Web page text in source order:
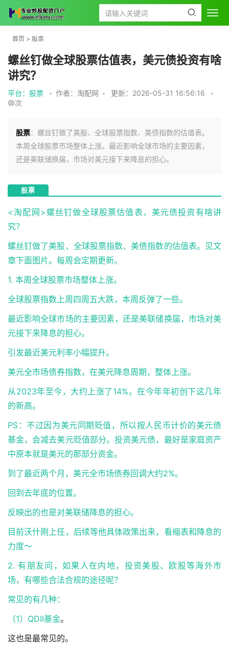
首页 > 股票
螺丝钉做全球股票估值表，美元债投资有啥
讲究？
平台：股票 • 作者：淘配网 • 更新：2026-05-31 16:56:16
•
次
股票：螺丝钉做了美股、全球股票指数、美债指数的估值表。
本周全球股票市场整体上涨。最近影响全球市场的主要因素，
还是美联储换届，市场对美元接下来降息的担心。
股票
<淘配网>螺丝钉做全球股票估值表，美元债投资有啥讲
究？
螺丝钉做了美股、全球股票指数、美债指数的估值表。见文
章下面图片。每周会定期更新。
1. 本周全球股票市场整体上涨。
全球股票指数上周四周五大跌，本周反弹了一些。
最近影响全球市场的主要因素，还是美联储换届，市场对美
元接下来降息的担心。
引发最近美元利率小幅提升。
美元全市场债券指数，在美元降息周期，整体上涨。
从2023年至今，大约上涨了14%。在今年年初创下这几年
的新高。
PS：不过因为美元同期贬值，所以按人民币计价的美元债
基金，会减去美元贬值部分。投资美元债，最好是家庭资产
中原本就是美元的那部分资金。
到了最近两个月，美元全市场债券回调大约2%。
回到去年底的位置。
反映出的也是对美联储降息的担心。
目前沃什刚上任，后续等他具体政策出来，看缩表和降息的
力度～
2. 有朋友问，如果人在内地，投资美股、欧股等海外市
场，有哪些合法合规的途径呢？
常见的有几种：
（1） QDII基金。
这也是最常见的。